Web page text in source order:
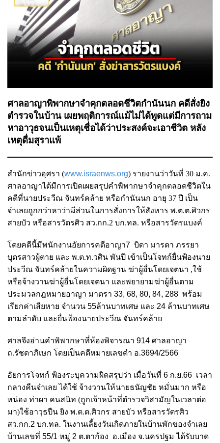
ศาลอาญาพิพากษาจำคุกตลอดชีวิตกำนันนก คดีสั่งยิง
ตำรวจในบ้าน เผยพฤติการณ์แม้ไม่ได้พูดแต่มีการถาม
หาอาวุธจนเป็นเหตุเชื่อได้ว่าประสงค์จะเอาชีวิต หลัง
เหตุดื่มสุราแพ้
สำนักข่าวอฺศรา (www.israenws.org) รายงานว่าวันที่ 30 ม.ค.
ศาลอาญาได้มีการเปิดเผยสรุปคำพิพากษาจำคุกตลอดชีวิตใน
คดีที่นายประวีณ จันทร์คล้าย หรือกำนันนก อายุ 37 ปี เป็น
จำเลยถูกกว่าหาว่ามีส่วนในการสั่งการให้สังหาร พ.ต.ต.ศิวกร
สายบัว หรือสารวัตรศิว สว.กก.2 บก.ทล. หรือสารวัตรแบงค์
โดยคดีนี้มีพนักงานอัยการคดีอาญา7 บิดา มารดา ภรรยา
บุตรสาวผู้ตาย และ พ.ต.ท.วศิน พันปี เข้าเป็นโจทก์ยื่นฟ้องนาย
ประวีณ จันทร์คล้ายในความผิดฐาน ฆ่าผู้อื่นโดยเจตนา ,ใช้
หรือจ้างวานฆ่าผู้อื่นโดยเจตนา และพยายามฆ่าผู้อื่นตาม
ประมวลกฎหมายอาญา มาตรา 33, 68, 80, 84, 288 พร้อม
เรียกค่าเสียหาย จำนวน 55ล้านบาทเศษ และ 24 ล้านบาทเศษ
ตามลำดับ และยื่นฟ้องนายประวีณ จันทร์คล้าย
ศาลจึงอ่านคำพิพากษาที่ห้องพิจารณา 914 ศาลอาญา
ถ.รัชดาภิเษก โดยเป็นคดีหมายเลขดำ อ.3694/2566
อัยการโจทก์ ฟ้องระบุความผิดสรุปว่า เมื่อวันที่ 6 ก.ย.66 เวลา
กลางคืนจำเลย ได้ใช้ จ้างวานให้นายธนัญชัย หมั่นมาก หรือ
หน่อง ท่าผา คนสนิท (ถูกเจ้าหน้าที่ตำรวจวิสามัญในเวลาต่อ
มา)ใช้อาวุธปืน ยิง พ.ต.ต.ศิวกร สายบัว หรือสารวัตรศิว
สว.กก.2 บก.ทล. ในงานเลี้ยงวันเกิดภายในบ้านพักของจำเลย
บ้านเลขที่ 55/1 หมู่ 2 ต.ตาก้อง อ.เมือง จ.นครปฐม ได้รับบาด